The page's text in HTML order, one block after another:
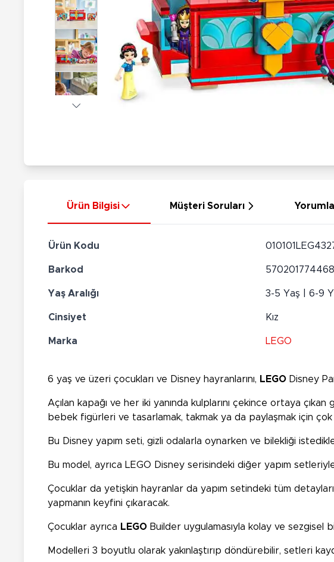
Hayvan Figürler
Çeşitli Figürler
Koleksiyon Figürler
Elektronik Ürünler
Çeşitli Elektronik Ürünler
Nerf
Silahlar
Silah Setleri
Kılıç Setleri
Ok Setleri
Hobi
Maketler
Sihirbazlık
Puzzlelar
Çeşitli
Ürün Bilgisi Müşteri Soruları
Ürün Kodu
Barkod
Yaş Aralığı 3-5 Yaş | 6-9
Cinsiyet Kız
Marka LEGO
6 yaş ve üzeri çocukları ve Disney hayranlarını, LEGO Disney
Açılan kapağı ve her iki yanında kulplarını çekince ortaya
bebek figürleri ve tasarlamak, takmak ya da paylaşmak için
Bu Disney yapım seti, gizli odalarla oynarken ve bilekliği
Bu model, ayrıca LEGO Disney serisindeki diğer yapım
Çocuklar da yetişkin hayranlar da yapım setindeki tüm
yapmanın keyfini çıkaracak.
Çocuklar ayrıca LEGO Builder uygulamasıyla kolay ve sezgisel
Modelleri 3 boyutlu olarak yakınlaştırıp döndürebilir, setleri